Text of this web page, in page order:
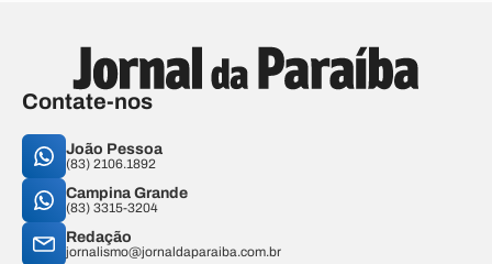
Contate-nos
João Pessoa
(83) 2106.1892
Campina Grande
(83) 3315-3204
Redação
jornalismo@jornaldaparaiba.com.br